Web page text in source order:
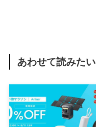
あわせて読みたい